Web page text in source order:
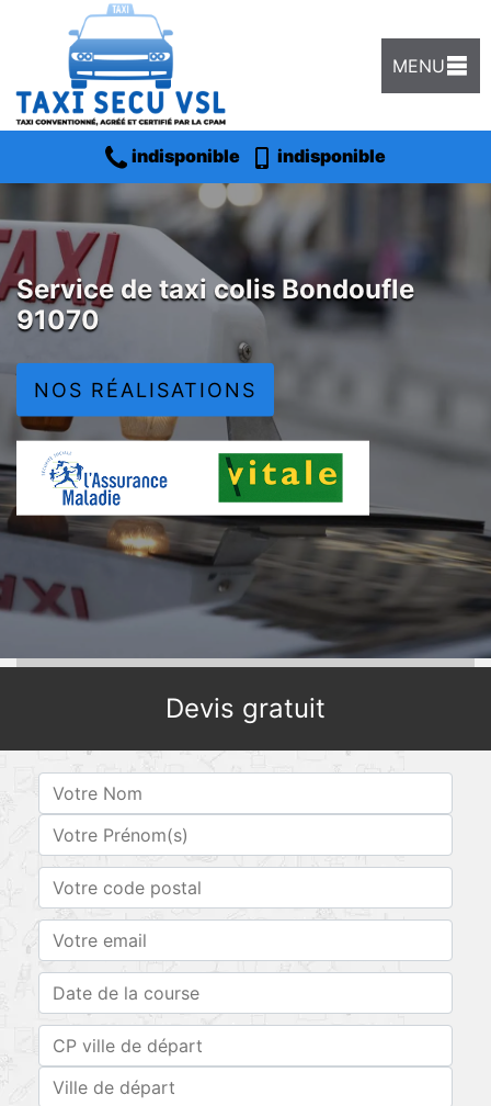
MENU
indisponible indisponible
Service de taxi colis Bondoufle
91070
NOS RÉALISATIONS
Devis gratuit